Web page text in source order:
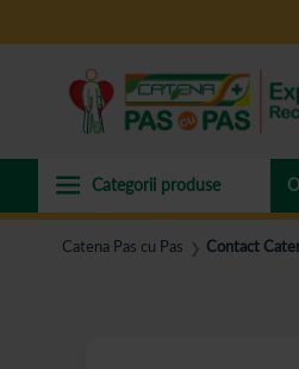
Catena Pas cu Pas ❯ Contact